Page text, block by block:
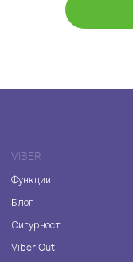
VIBER
Функции
Блог
Сигурност
Viber Out